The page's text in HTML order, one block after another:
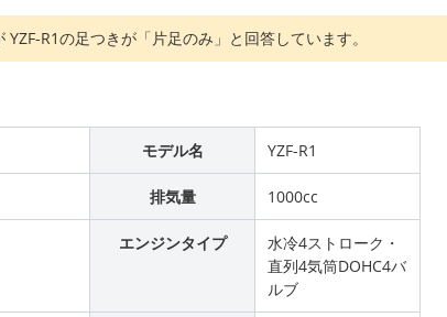
R1の足つきが「片足のみ」と回答しています。
モデル名 YZF-R1
排気量 1000cc
エンジンタイプ
水冷4ストローク・
直列4気筒DOHC4バ
ルブ